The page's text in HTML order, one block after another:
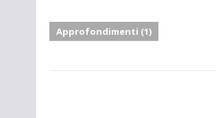
Approfondimenti (1)